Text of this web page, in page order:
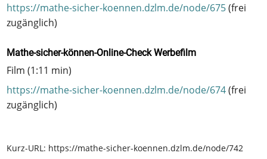
https://mathe-sicher-koennen.dzlm.de/node/675(frei
zugänglich)
Mathe-sicher-können-Online-Check Werbefilm
Film (1:11 min)
https://mathe-sicher-koennen.dzlm.de/node/674(frei
zugänglich)
Kurz-URL: https://mathe-sicher-koennen.dzlm.de/node/742